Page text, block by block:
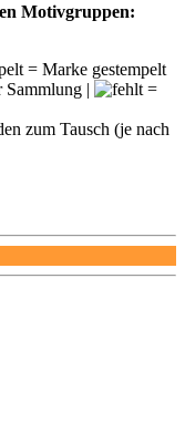
Motivgruppen:
= Marke gestempelt
|
=
zum Tausch (je nach